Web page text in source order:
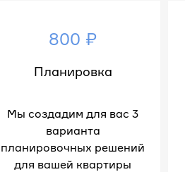
800 ₽
Планировка
Мы создадим для вас 3
варианта
планировочных решений
для вашей квартиры